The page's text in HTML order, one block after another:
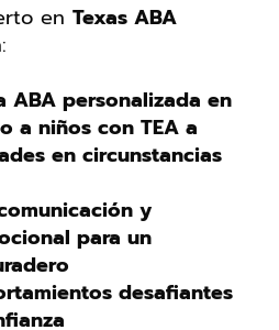
en Texas ABA
ABA personalizada en
a niños con TEA a
en circunstancias
y
para un
desafiantes